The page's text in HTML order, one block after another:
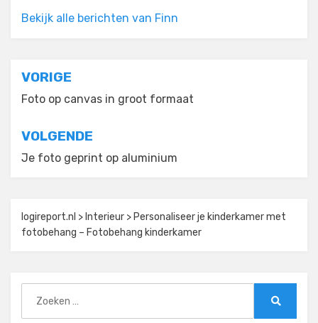
Bekijk alle berichten van Finn
Bericht
navigatie
VORIGE
Foto op canvas in groot formaat
VOLGENDE
Je foto geprint op aluminium
logireport.nl > Interieur > Personaliseer je kinderkamer met
fotobehang – Fotobehang kinderkamer
naar: